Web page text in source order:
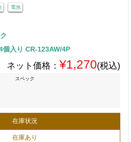
電池
個入り CR-123AW/4P
ネット価格： ¥1,270(税込)
スペック
在庫状況
在庫あり